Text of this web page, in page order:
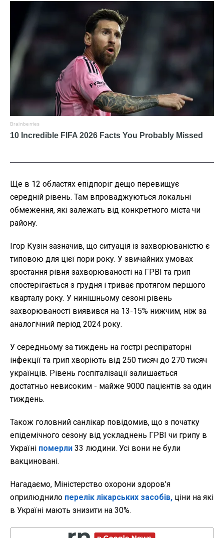
Ще в 12 областях епідпоріг дещо перевищує
середній рівень. Там впроваджуються локальні
обмеження, які залежать від конкретного міста чи
району.
Ігор Кузін зазначив, що ситуація із захворюваністю є
типовою для цієї пори року. У звичайних умовах
зростання рівня захворюваності на ГРВІ та грип
спостерігається з грудня і триває протягом першого
кварталу року. У нинішньому сезоні рівень
захворюваності виявився на 13-15% нижчим, ніж за
аналогічний період 2024 року.
У середньому за тиждень на гострі респіраторні
інфекції та грип хворіють від 250 тисяч до 270 тисяч
українців. Рівень госпіталізації залишається
достатньо невисоким - майже 9000 пацієнтів за один
тиждень.
Також головний санлікар повідомив, що з початку
епідемічного сезону від ускладнень ГРВІ чи грипу в
Україні померли 33 людини. Усі вони не були
вакциновані.
Нагадаємо, Міністерство охорони здоров'я
оприлюднило перелік лікарських засобів, ціни на які
в Україні мають знизити на 30%.